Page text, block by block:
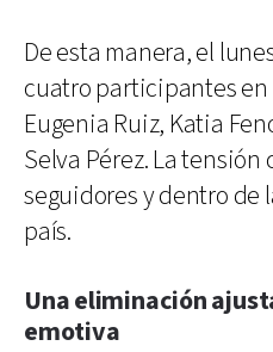
De esta manera, el
cuatro participantes
Eugenia Ruiz, Katia
Selva Pérez. La tensión
seguidores y dentro de
país.
Una eliminación
emotiva